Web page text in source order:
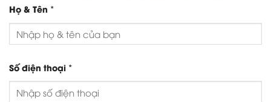
Họ & Tên *
Số điện thoại *